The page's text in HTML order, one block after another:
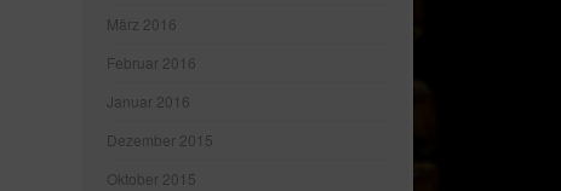
März 2016
Februar 2016
Januar 2016
Dezember 2015
Oktober 2015